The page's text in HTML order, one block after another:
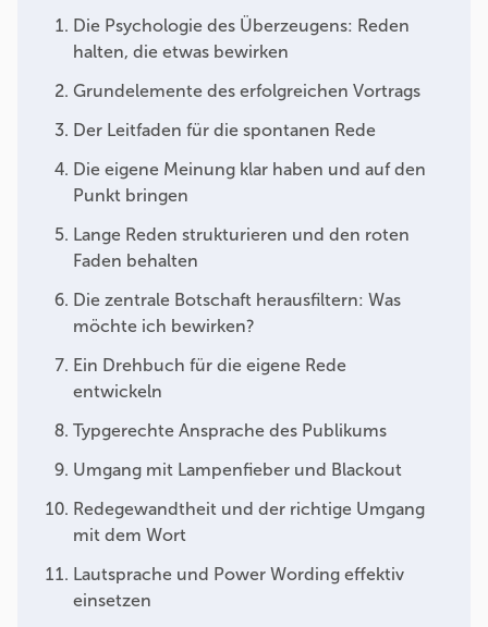
Die Psychologie des Überzeugens: Reden
halten, die etwas bewirken
Grundelemente des erfolgreichen Vortrags
Der Leitfaden für die spontanen Rede
Die eigene Meinung klar haben und auf den
Punkt bringen
Lange Reden strukturieren und den roten
Faden behalten
Die zentrale Botschaft herausfiltern: Was
möchte ich bewirken?
Ein Drehbuch für die eigene Rede
entwickeln
Typgerechte Ansprache des Publikums
Umgang mit Lampenfieber und Blackout
Redegewandtheit und der richtige Umgang
mit dem Wort
Lautsprache und Power Wording effektiv
einsetzen